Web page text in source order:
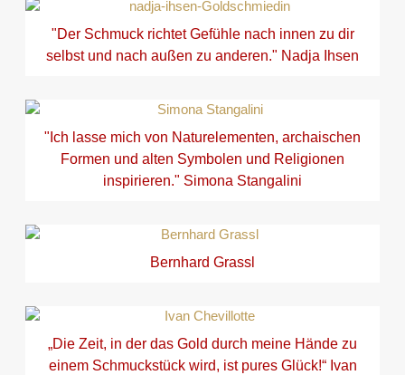
"Der Schmuck richtet Gefühle nach innen zu dir
selbst und nach außen zu anderen." Nadja Ihsen
"Ich lasse mich von Naturelementen, archaischen
Formen und alten Symbolen und Religionen
inspirieren." Simona Stangalini
Bernhard Grassl
„Die Zeit, in der das Gold durch meine Hände zu
einem Schmuckstück wird, ist pures Glück!“ Ivan